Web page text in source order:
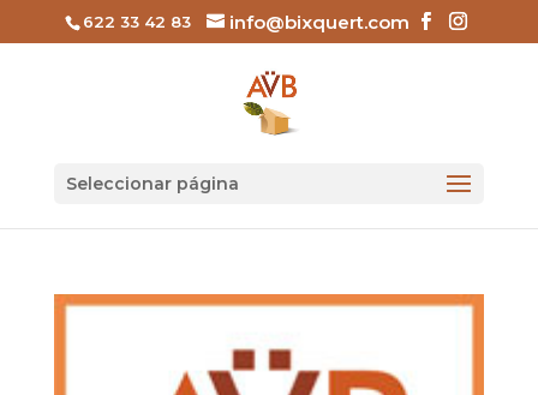
622 33 42 83 info@bixquert.com
Seleccionar página